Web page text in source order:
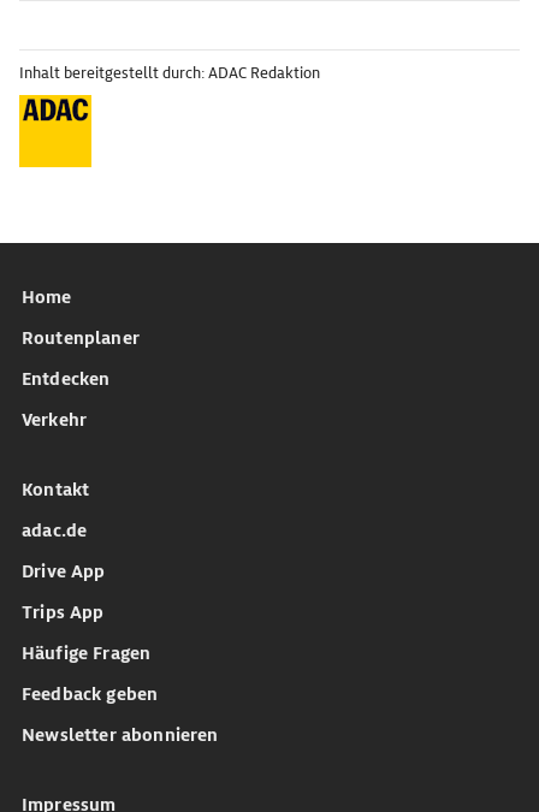
Inhalt bereitgestellt durch: ADAC Redaktion
Home
Routenplaner
Entdecken
Verkehr
Kontakt
adac.de
Drive App
Trips App
Häufige Fragen
Feedback geben
Newsletter abonnieren
Impressum